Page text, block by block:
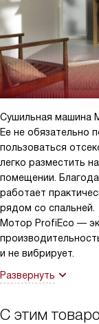
Сушильная машина
Ее не обязательно
пользоваться
легко разместить
помещении.
работает
рядом со спальней.
Мотор ProfiEco —
и не вибрирует.
Развернуть
С этим